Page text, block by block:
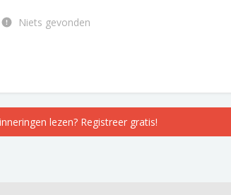
Niets gevonden
lezen? Registreer gratis!